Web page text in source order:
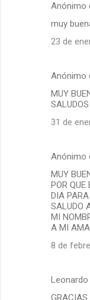
Anónimo
muy
23 de
Anónimo
MUY
31 de
Anónimo
MUY
POR
DIA
SALUDO
MI
A MI
8 de
GRACIAS